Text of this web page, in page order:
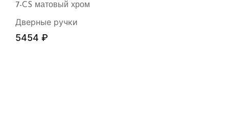
7-CS матовый хром
Дверные ручки
5454 ₽